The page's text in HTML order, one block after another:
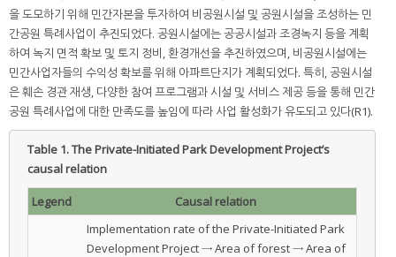
을 도모하기 위해 민간자본을 투자하여 비공원시설 및 공원시설을 조성하는 민
간공원 특례사업이 추진되었다. 공원시설에는 공공시설과 조경녹지 등을 계획
하여 녹지 면적 확보 및 토지 정비, 환경개선을 추진하였으며, 비공원시설에는
민간사업자들의 수익성 확보를 위해 아파트단지가 계획되었다. 특히, 공원시설
은 훼손 경관 재생, 다양한 참여 프로그램과 시설 및 서비스 제공 등을 통해 민간
공원 특례사업에 대한 만족도를 높임에 따라 사업 활성화가 유도되고 있다(R1).
Table 1.The Private-Initiated Park Development Project’s
causal relation
Legend Causal relation
Implementation rate of the Private-Initiated Park
Development Project → Area of forest → Area of